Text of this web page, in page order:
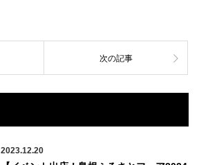
次の記事
2023.12.20